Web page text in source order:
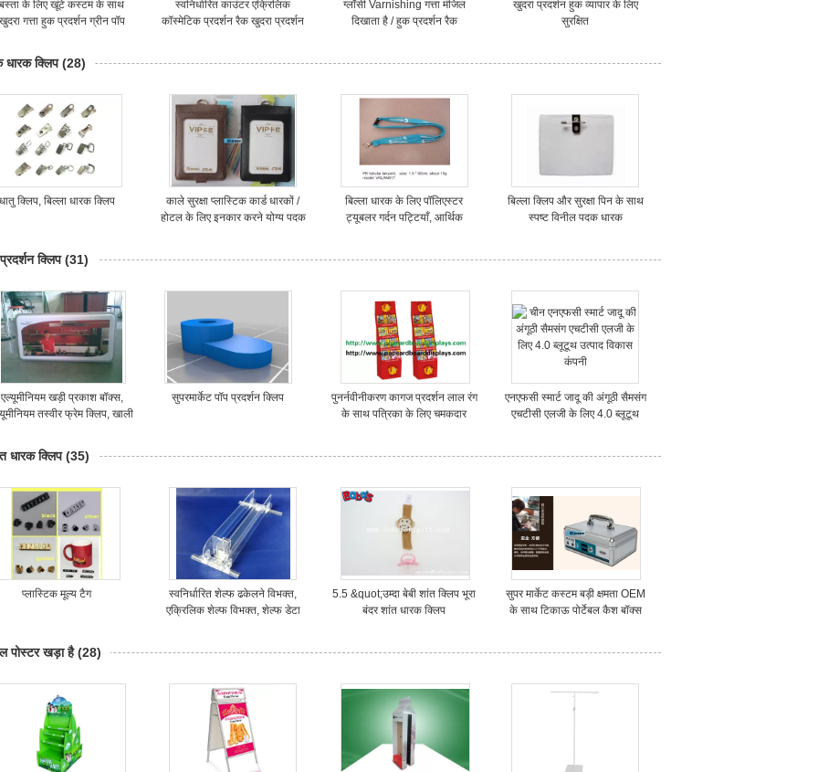
बस्ता के लिए खूंटे कस्टम के साथ
खुदरा गत्ता हुक प्रदर्शन ग्रीन पॉप
स्वनिर्धारित काउंटर एक्रिलिक
कॉस्मेटिक प्रदर्शन रैक खुदरा प्रदर्शन
ग्लॉसी Varnishing गत्ता मंजिल
दिखाता है / हुक प्रदर्शन रैक
खुदरा प्रदर्शन हुक व्यापार के लिए
सुरक्षित
धारक क्लिप (28)
धातु क्लिप, बिल्ला धारक क्लिप
काले सुरक्षा प्लास्टिक कार्ड धारकों /
होटल के लिए इनकार करने योग्य पदक
बिल्ला धारक के लिए पॉलिएस्टर
ट्यूबलर गर्दन पट्टियाँ, आर्थिक
बिल्ला क्लिप और सुरक्षा पिन के साथ
स्पष्ट विनील पदक धारक
क्लिप (31)
एल्यूमीनियम खड़ी प्रकाश बॉक्स,
तस्वीर फ्रेम क्लिप, खाली
सुपरमार्केट पॉप प्रदर्शन क्लिप
पुनर्नवीनीकरण कागज प्रदर्शन लाल रंग
के साथ पत्रिका के लिए चमकदार
एनएफसी स्मार्ट जादू की अंगूठी सैमसंग
एचटीसी एलजी के लिए 4.0 ब्लूटूथ
धारक क्लिप (35)
प्लास्टिक मूल्य टैग
स्वनिर्धारित शेल्फ ढकेलने विभक्त,
एक्रिलिक शेल्फ विभक्त, शेल्फ डेटा
5.5 &quot;उम्दा बेबी शांत क्लिप भूरा
बंदर शांत धारक क्लिप
सुपर मार्केट कस्टम बड़ी क्षमता OEM
के साथ टिकाऊ पोर्टेबल कैश बॉक्स
पोस्टर खड़ा है (28)